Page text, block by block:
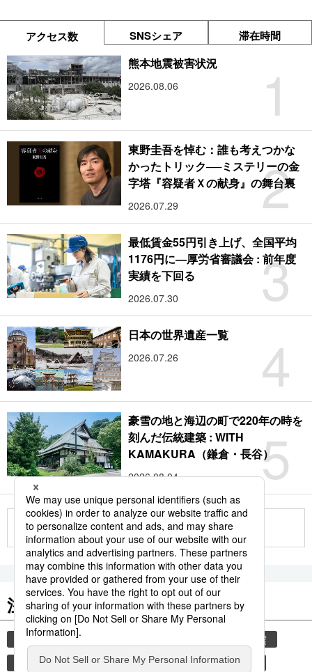
アクセス数 SNSシェア 滞在時間
1
熊本地震被害状況
2026.08.06
2
東野圭吾を悼む：誰も考えつかな
かったトリック──ミステリーの金
字塔『容疑者Ｘの献身』の舞台裏
2026.07.29
3
最低賃金55円引き上げ、全国平均
1176円に―厚労省審議会 : 前年度
実績を下回る
2026.07.30
4
日本の世界遺産一覧
2026.07.26
5
豪雪の地と海辺の町で220年の時を
刻んだ伝統建築 : WITH
KAMAKURA（鎌倉・長谷）
2026.08.04
もっと見る
注目のキーワード
共同通信ニュース
地震
気象庁
観光 津波 熊本 熊本地震